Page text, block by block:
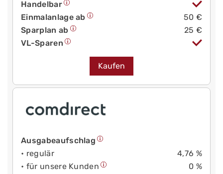
Handelbar
Einmalanlage ab
50 €
Sparplan ab
25 €
VL-Sparen
Kaufen
Ausgabeaufschlag
• regulär
4,76 %
• für unsere Kunden
0 %